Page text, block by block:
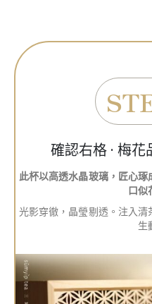
確認右格 · 梅
此杯以高透水晶玻璃，匠心
口似
光影穿徹，晶瑩剔透。注入清
生